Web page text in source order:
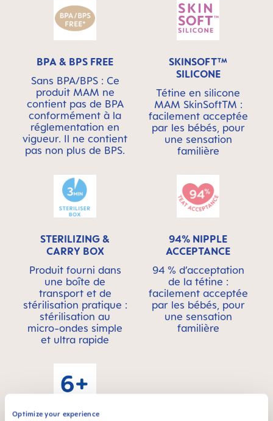
Optimize your experience
BPA & BPS FREE
Sans BPA/BPS : Ce
produit MAM ne
contient pas de BPA
conformément à la
réglementation en
vigueur. Il ne contient
pas non plus de BPS.
SKINSOFT™
SILICONE
Tétine en silicone
MAM SkinSoftTM :
facilement acceptée
par les bébés, pour
une sensation
familière
STERILIZING &
CARRY BOX
Produit fourni dans
une boîte de
transport et de
stérilisation pratique :
stérilisation au
micro-ondes simple
et ultra rapide
94% NIPPLE
ACCEPTANCE
94 % d’acceptation
de la tétine :
facilement acceptée
par les bébés, pour
une sensation
familière